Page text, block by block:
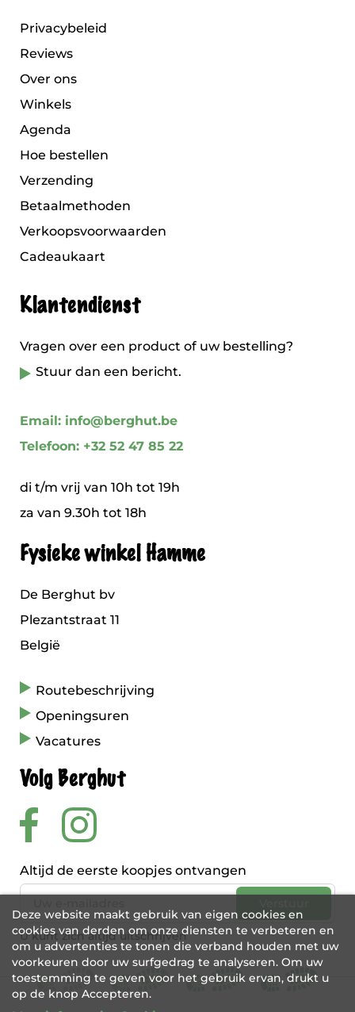
Privacybeleid
Reviews
Over ons
Winkels
Agenda
Hoe bestellen
Verzending
Betaalmethoden
Verkoopsvoorwaarden
Cadeaukaart
Klantendienst
Vragen over een product of uw bestelling?
Stuur dan een bericht.
Email: info@berghut.be
Telefoon: +32 52 47 85 22
di t/m vrij van 10h tot 19h
za van 9.30h tot 18h
Fysieke winkel Hamme
De Berghut bv
Plezantstraat 11
België
Routebeschrijving
Openingsuren
Vacatures
Volg Berghut
Altijd de eerste koopjes ontvangen
U kunt zich altijd uitschrijven
Deze website maakt gebruik van eigen cookies en
cookies van derden om onze diensten te verbeteren en
om u advertenties te tonen die verband houden met uw
voorkeuren door uw surfgedrag te analyseren. Om uw
toestemming te geven voor het gebruik ervan, drukt u
op de knop Accepteren.